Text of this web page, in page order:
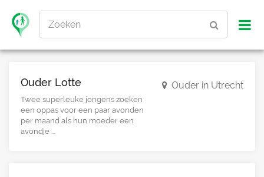
Zoeken
Ouder Lotte
Twee superleuke jongens zoeken
een oppas voor een paar avonden
per maand als hun moeder een
avondje ...
Ouder in Utrecht